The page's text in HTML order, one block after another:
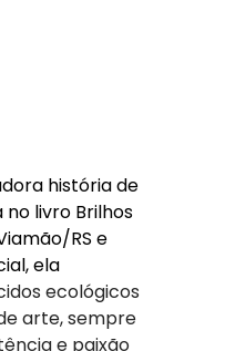
história de
no livro Brilhos
RS e
ela
ecológicos
arte, sempre
e paixão